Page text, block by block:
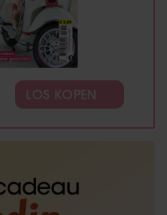
LOS KOPEN